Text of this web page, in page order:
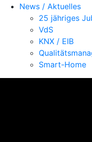
News / Aktuelles
25 jähriges
VdS
KNX / EIB
Smart-Home